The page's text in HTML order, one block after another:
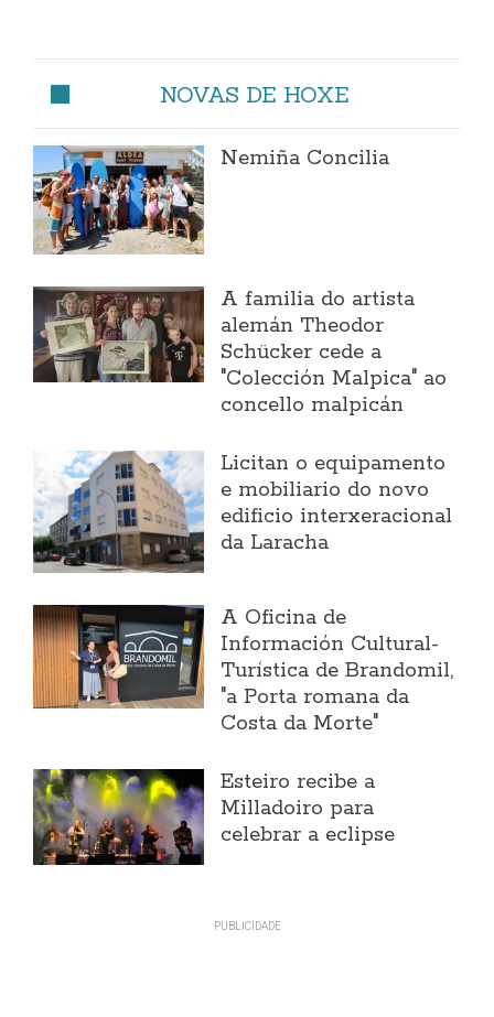
NOVAS DE HOXE
Nemiña Concilia
A familia do artista
alemán Theodor
Schücker cede a
"Colección Malpica" ao
concello malpicán
Licitan o equipamento
e mobiliario do novo
edificio interxeracional
da Laracha
A Oficina de
Información Cultural-
Turística de Brandomil,
"a Porta romana da
Costa da Morte"
Esteiro recibe a
Milladoiro para
celebrar a eclipse